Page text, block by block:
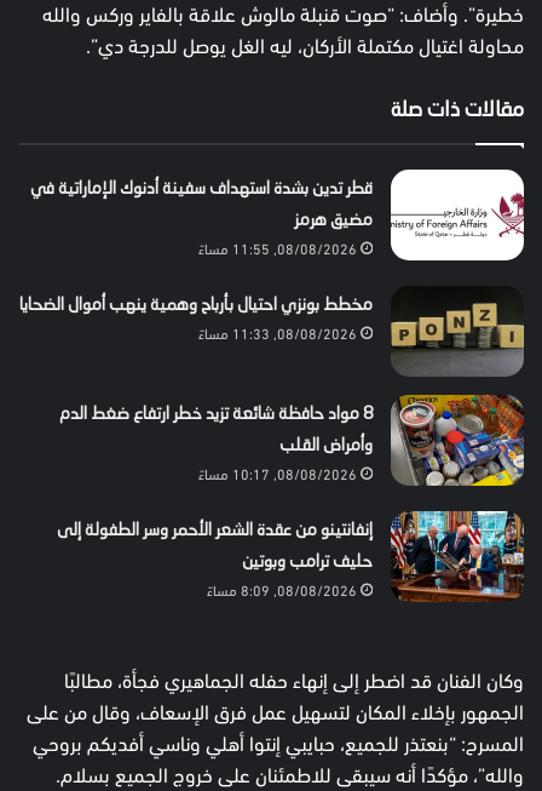
خطيرة”. وأضاف: “صوت قنبلة مالوش علاقة بالفاير وركس والله
محاولة اغتيال مكتملة الأركان، ليه الغل يوصل للدرجة دي”.
مقالات ذات صلة
قطر تدين بشدة استهداف سفينة أدنوك الإماراتية في
مضيق هرمز
08/08/2026, 11:55 مساءً
مخطط بونزي احتيال بأرباح وهمية ينهب أموال الضحايا
08/08/2026, 11:33 مساءً
8 مواد حافظة شائعة تزيد خطر ارتفاع ضغط الدم
وأمراض القلب
08/08/2026, 10:17 مساءً
إنفانتينو من عقدة الشعر الأحمر وسر الطفولة إلى
حليف ترامب وبوتين
08/08/2026, 8:09 مساءً
وكان الفنان قد اضطر إلى إنهاء حفله الجماهيري فجأة، مطالبًا
الجمهور بإخلاء المكان لتسهيل عمل فرق الإسعاف، وقال من على
المسرح: “بنعتذر للجميع، حبايبي إنتوا أهلي وناسي أفديكم بروحي
والله”، مؤكدًا أنه سيبقى للاطمئنان على خروج الجميع بسلام.